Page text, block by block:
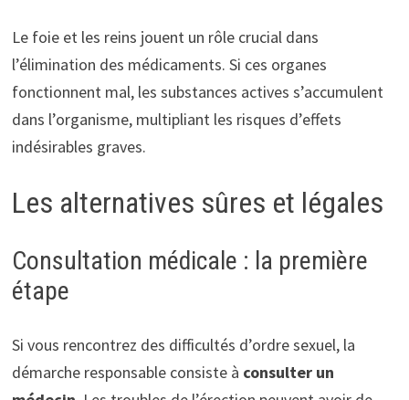
Le foie et les reins jouent un rôle crucial dans
l’élimination des médicaments. Si ces organes
fonctionnent mal, les substances actives s’accumulent
dans l’organisme, multipliant les risques d’effets
indésirables graves.
Les alternatives sûres et légales
Consultation médicale : la première
étape
Si vous rencontrez des difficultés d’ordre sexuel, la
démarche responsable consiste à consulter un